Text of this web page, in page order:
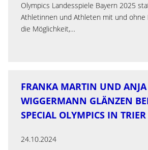
Olympics Landesspiele Bayern 2025
Athletinnen und Athleten mit und ohne
die Möglichkeit,…
FRANKA MARTIN UND ANJA
WIGGERMANN GLÄNZEN
SPECIAL OLYMPICS IN TRIER
24.10.2024